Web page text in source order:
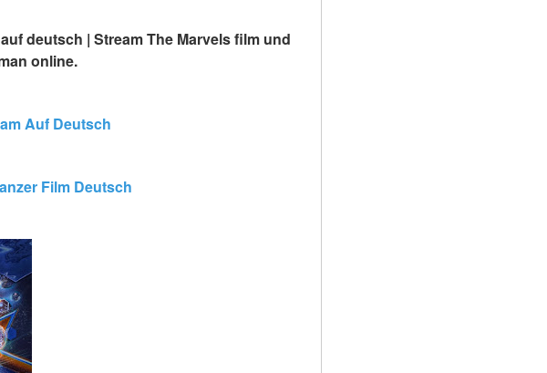
deutsch | Stream The Marvels film und
online.
Auf Deutsch
Film Deutsch